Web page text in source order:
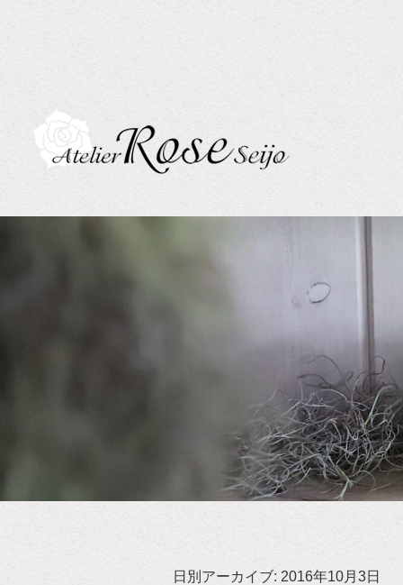
日別アーカイブ: 2016年10月3日